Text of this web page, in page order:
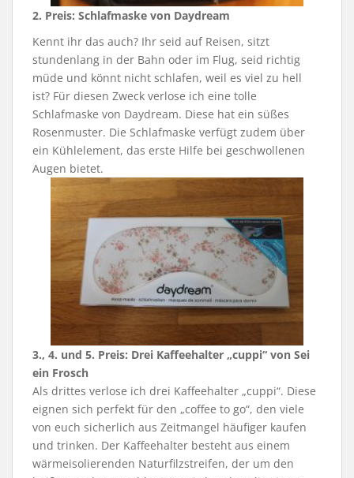
2. Preis: Schlafmaske von Daydream
Kennt ihr das auch? Ihr seid auf Reisen, sitzt
stundenlang in der Bahn oder im Flug, seid richtig
müde und könnt nicht schlafen, weil es viel zu hell
ist? Für diesen Zweck verlose ich eine tolle
Schlafmaske von Daydream. Diese hat ein süßes
Rosenmuster. Die Schlafmaske verfügt zudem über
ein Kühlelement, das erste Hilfe bei geschwollenen
Augen bietet.
3., 4. und 5. Preis: Drei Kaffeehalter „cuppi“ von Sei
ein Frosch
Als drittes verlose ich drei Kaffeehalter „cuppi“. Diese
eignen sich perfekt für den „coffee to go“, den viele
von euch sicherlich aus Zeitmangel häufiger kaufen
und trinken. Der Kaffeehalter besteht aus einem
wärmeisolierenden Naturfilzstreifen, der um den